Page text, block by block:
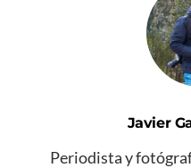
Javier
Periodista y